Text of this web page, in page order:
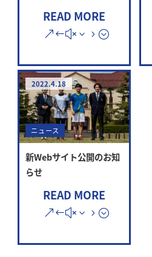
READ MORE
2022.4.18
ニュース
新Webサイト公開のお知
らせ
READ MORE